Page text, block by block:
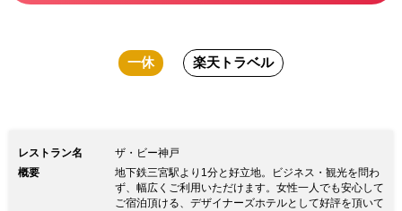
一休 楽天トラベル
レストラン名
ザ・ビー神戸
概要
地下鉄三宮駅より1分と好立地。ビジネス・観光を問わ
ず、幅広くご利用いただけます。女性一人でも安心して
ご宿泊頂ける、デザイナーズホテルとして好評を頂いて